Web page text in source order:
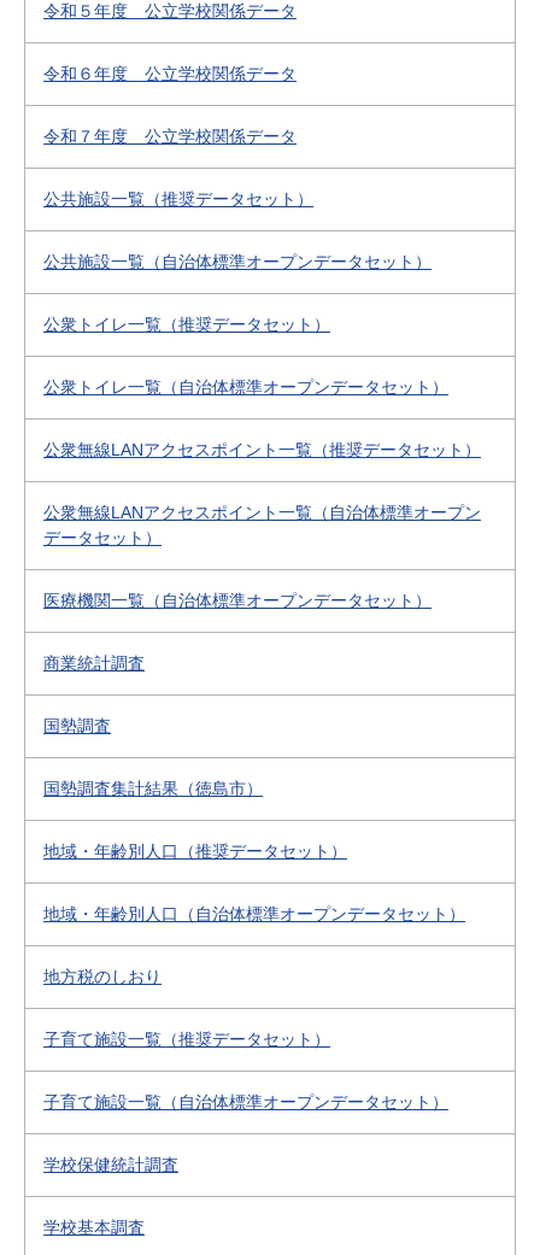
令和５年度 公立学校関係データ
令和６年度 公立学校関係データ
令和７年度 公立学校関係データ
公共施設一覧（推奨データセット）
公共施設一覧（自治体標準オープンデータセット）
公衆トイレ一覧（推奨データセット）
公衆トイレ一覧（自治体標準オープンデータセット）
公衆無線LANアクセスポイント一覧（推奨データセット）
公衆無線LANアクセスポイント一覧（自治体標準オープン
データセット）
医療機関一覧（自治体標準オープンデータセット）
商業統計調査
国勢調査
国勢調査集計結果（徳島市）
地域・年齢別人口（推奨データセット）
地域・年齢別人口（自治体標準オープンデータセット）
地方税のしおり
子育て施設一覧（推奨データセット）
子育て施設一覧（自治体標準オープンデータセット）
学校保健統計調査
学校基本調査